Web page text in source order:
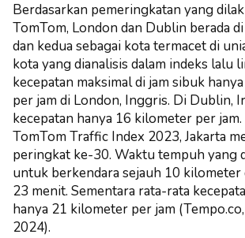
Berdasarkan pemeringkatan yang
TomTom, London dan Dublin berada
dan kedua sebagai kota termacet di
kota yang dianalisis dalam indeks lalu
kecepatan maksimal di jam sibuk
per jam di London, Inggris. Di Dublin,
kecepatan hanya 16 kilometer per
TomTom Traffic Index 2023, Jakarta
peringkat ke-30. Waktu tempuh yang
untuk berkendara sejauh 10 kilometer
23 menit. Sementara rata-rata
hanya 21 kilometer per jam
2024).